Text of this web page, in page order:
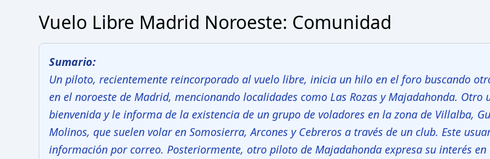
Vuelo Libre Madrid Noroeste: Comunidad
Sumario:
Un piloto, recientemente reincorporado al vuelo libre, inicia un hilo en el foro buscando
en el noroeste de Madrid, mencionando localidades como Las Rozas y Majadahonda. Otro
bienvenida y le informa de la existencia de un grupo de voladores en la zona de Villalba,
Molinos, que suelen volar en Somosierra, Arcones y Cebreros a través de un club. Este
información por correo. Posteriormente, otro piloto de Majadahonda expresa su interés en